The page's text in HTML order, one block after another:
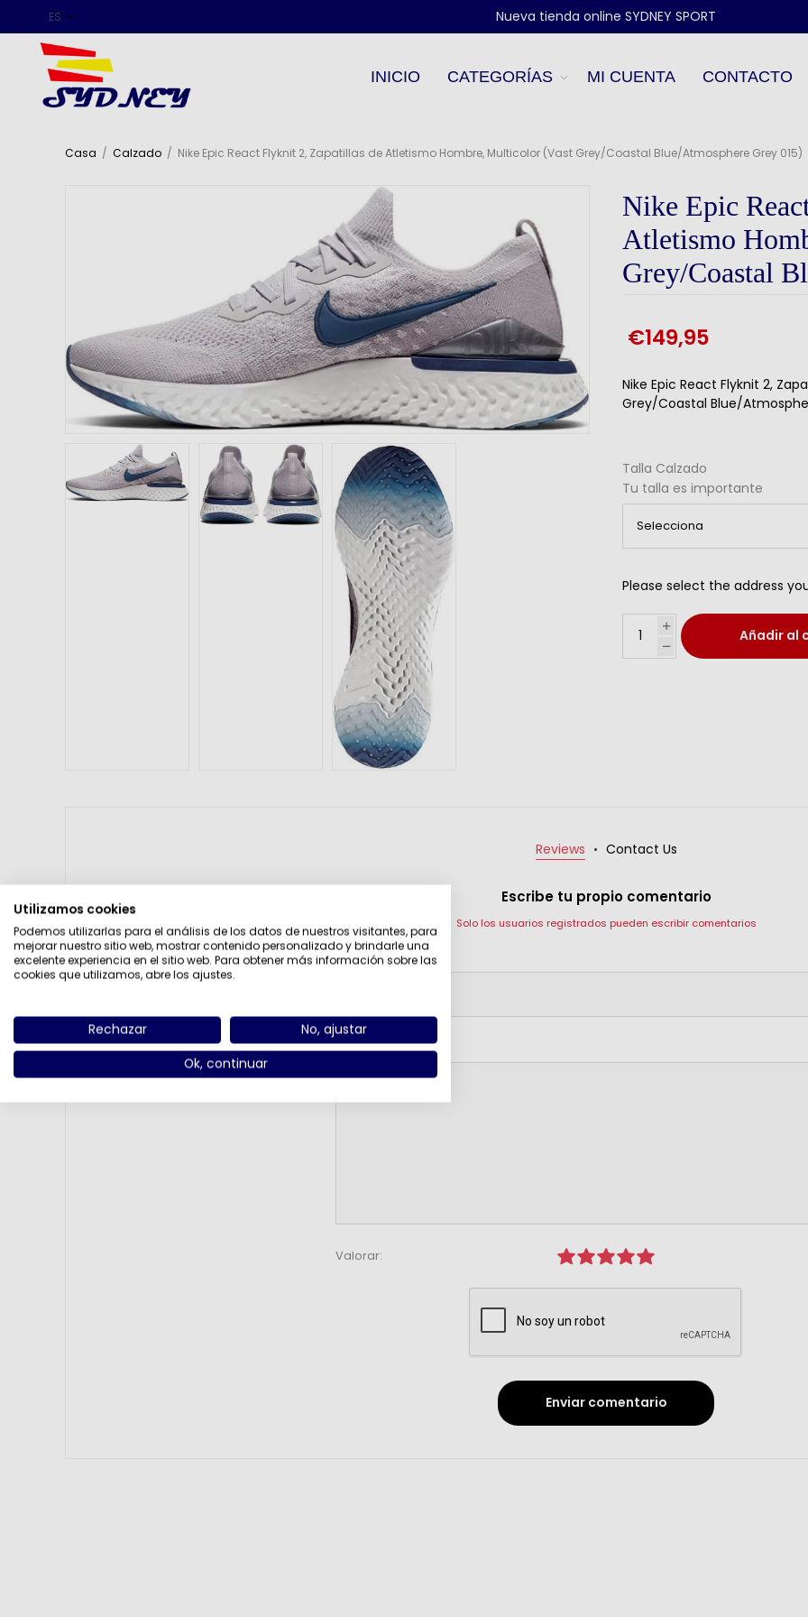
Nueva tienda online SYDNEY SPORT
INICIO CATEGORÍAS MI CUENTA CONTACTO
Casa / Calzado / Nike Epic React Flyknit 2, Zapatillas de Atletismo Hombre, Multicolor (Vast Grey/Coastal Blue/Atmosphere Grey 015)
Nike Epic
Atletismo
Grey/Coastal
€149,95
Nike Epic React Flyknit 2,
Grey/Coastal Blue/
Talla Calzado
Tu talla es importante
Please select the address
Añadir al
Reviews Contact Us
Escribe tu propio comentario
Solo los usuarios registrados pueden escribir comentarios
Título de la revisión:
Revisar texto:
Valorar:
Enviar comentario
Utilizamos cookies
Podemos utilizarlas para el análisis de los datos de nuestros visitantes, para
mejorar nuestro sitio web, mostrar contenido personalizado y brindarle una
excelente experiencia en el sitio web. Para obtener más información sobre las
cookies que utilizamos, abre los ajustes.
Rechazar
No, ajustar
Ok, continuar